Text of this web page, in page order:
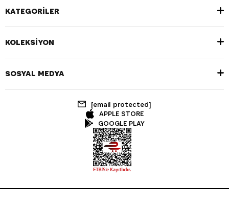
KATEGORİLER
KOLEKSİYON
SOSYAL MEDYA
[email protected]
APPLE STORE
GOOGLE PLAY